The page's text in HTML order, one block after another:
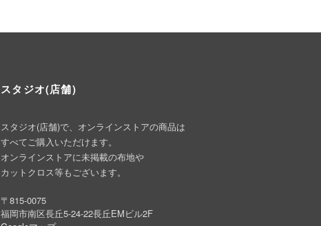
スタジオ(店舗)
スタジオ(店舗)で、オンラインストアの商品は
すべてご購入いただけます。
オンラインストアに未掲載の布地や
カットクロス等もございます。
〒815-0075
福岡市南区長丘5-24-22長丘EMビル2F